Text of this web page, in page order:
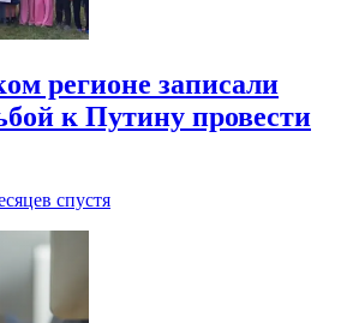
регионе записали
к Путину провести
спустя